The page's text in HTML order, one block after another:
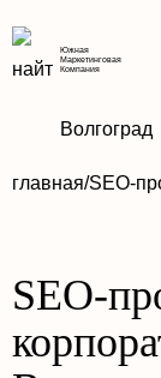
Южная
Маркетинговая
Компания
Волгоград
главная/SEO-
SEO-